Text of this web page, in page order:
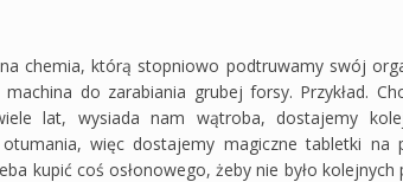
chemia, którą stopniowo podtruwamy swój
do zarabiania grubej forsy. Przykład.
lat, wysiada nam wątroba, dostajemy
więc dostajemy magiczne tabletki na
kupić coś osłonowego, żeby nie było